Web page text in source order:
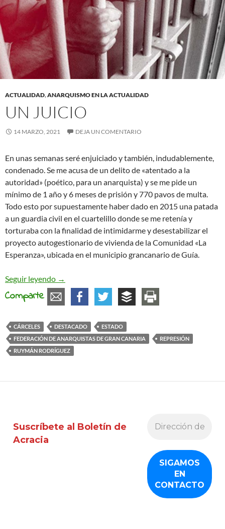
ACTUALIDAD,ANARQUISMO EN LA ACTUALIDAD
UN JUICIO
14 MARZO, 2021 DEJA UN COMENTARIO
En unas semanas seré enjuiciado y también, indudablemente,
condenado. Se me acusa de un delito de «atentado a la
autoridad» (poético, para un anarquista) y se me pide un
mínimo de 1 año y 6 meses de prisión y 770 pavos de multa.
Todo esto por supuestamente haber dado en 2015 una patada
a un guardia civil en el cuartelillo donde se me retenía y
torturaba con la finalidad de intimidarme y desestabilizar el
proyecto autogestionario de vivienda de la Comunidad «La
Esperanza», ubicada en el municipio grancanario de Guía.
Seguir leyendo Un juicio
→
Comparte
CÁRCELES DESTACADO
ESTADO
FEDERACIÓN DE ANARQUISTAS DE GRAN CANARIA
REPRESIÓN
RUYMÁN RODRÍGUEZ
Suscríbete al Boletín de
Acracia